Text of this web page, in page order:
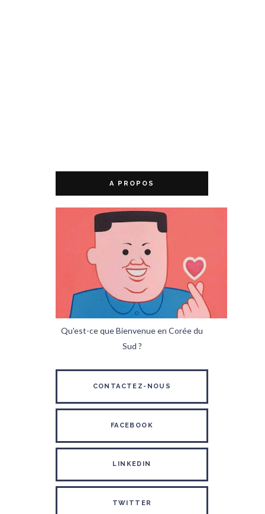
A PROPOS
Qu'est-ce que Bienvenue en Corée du
Sud ?
CONTACTEZ-NOUS
FACEBOOK
LINKEDIN
TWITTER